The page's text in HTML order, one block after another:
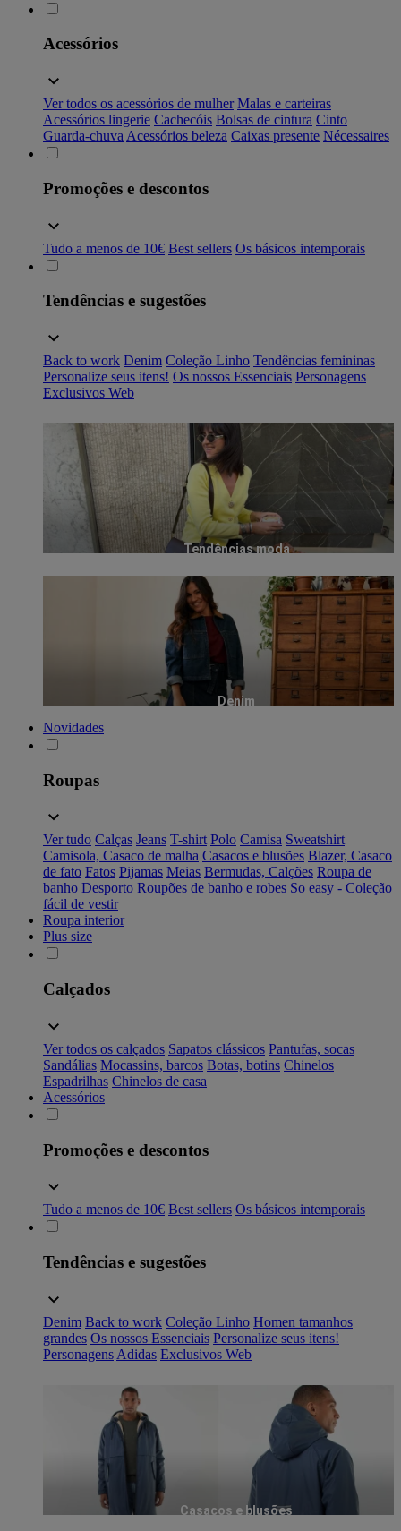
Acessórios
Ver todos os acessórios de mulher Malas e carteiras
Acessórios lingerie Cachecóis Bolsas de cintura Cinto
Guarda-chuva Acessórios beleza Caixas presente Nécessaires
Promoções e descontos
Tudo a menos de 10€ Best sellers Os básicos intemporais
Tendências e sugestões
Back to work Denim Coleção Linho Tendências femininas
Personalize seus itens! Os nossos Essenciais Personagens
Exclusivos Web
Tendências moda
Denim
Novidades
Roupas
Ver tudo Calças Jeans T-shirt Polo Camisa Sweatshirt
Camisola, Casaco de malha Casacos e blusões Blazer, Casaco
de fato Fatos Pijamas Meias Bermudas, Calções Roupa de
banho Desporto Roupões de banho e robes So easy - Coleção
fácil de vestir
Roupa interior
Plus size
Calçados
Ver todos os calçados Sapatos clássicos Pantufas, socas
Sandálias Mocassins, barcos Botas, botins Chinelos
Espadrilhas Chinelos de casa
Acessórios
Promoções e descontos
Tudo a menos de 10€ Best sellers Os básicos intemporais
Tendências e sugestões
Denim Back to work Coleção Linho Homen tamanhos
grandes Os nossos Essenciais Personalize seus itens!
Personagens Adidas Exclusivos Web
Casacos e blusões